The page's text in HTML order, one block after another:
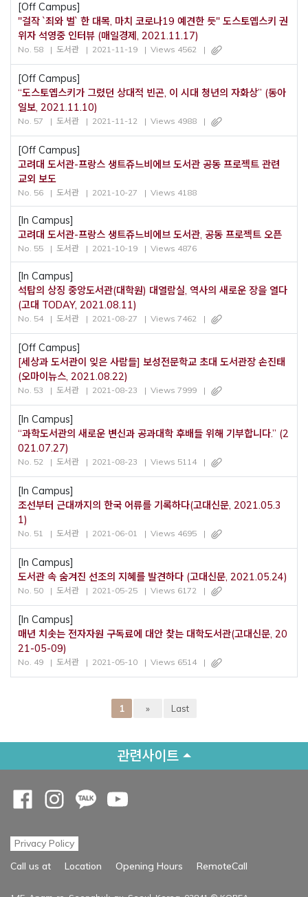
[Off Campus]
"걸작 `죄와 벌` 한 대목, 마치 코로나19 예견한 듯" 도스토옙스키 권
위자 석영중 인터뷰 (매일경제, 2021.11.17)
No. 58 도서관 2021-11-19 Views 4562
[Off Campus]
“도스토옙스키가 그렸던 상대적 빈곤, 이 시대 청년의 자화상” (동아
일보, 2021.11.10)
No. 57 도서관 2021-11-12 Views 4988
[Off Campus]
고려대 도서관-프랑스 생트쥬느비에브 도서관 공동 프로젝트 관련
교외 보도
No. 56 도서관 2021-10-27 Views 4188
[In Campus]
고려대 도서관-프랑스 생트쥬느비에브 도서관, 공동 프로젝트 오픈
No. 55 도서관 2021-10-19 Views 4876
[In Campus]
석탑의 상징 중앙도서관(대학원) 대열람실, 역사의 새로운 장을 열다
(고대 TODAY, 2021.08.11)
No. 54 도서관 2021-08-27 Views 7462
[Off Campus]
[세상과 도서관이 잊은 사람들] 보성전문학교 초대 도서관장 손진태
(오마이뉴스, 2021.08.22)
No. 53 도서관 2021-08-23 Views 7999
[In Campus]
“과학도서관의 새로운 변신과 공과대학 후배들 위해 기부합니다.” (2
021.07.27)
No. 52 도서관 2021-08-23 Views 5114
[In Campus]
조선부터 근대까지의 한국 어류를 기록하다(고대신문, 2021.05.3
1)
No. 51 도서관 2021-06-01 Views 4695
[In Campus]
도서관 속 숨겨진 선조의 지혜를 발견하다 (고대신문, 2021.05.24)
No. 50 도서관 2021-05-25 Views 6172
[In Campus]
매년 치솟는 전자자원 구독료에 대안 찾는 대학도서관(고대신문, 20
21-05-09)
No. 49 도서관 2021-05-10 Views 6514
1 » Last
관련사이트
Privacy Policy
Call us at
Location Opening Hours RemoteCall
Opens a new window
Opens a new window
Opens a new window